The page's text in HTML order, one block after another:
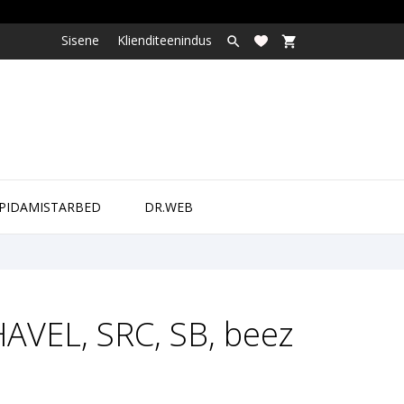
Sisene Klienditeenindus  shopping_cart
DR.WEB
SRC, SB, beez